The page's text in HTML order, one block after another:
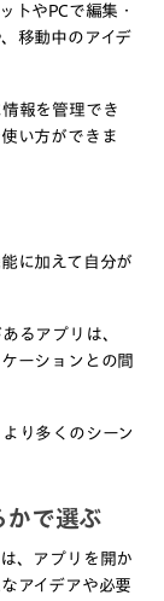
トやPCで編集・
移動中のアイデ
報を管理でき
い方ができま
に加えて自分が
るアプリは、
ーションとの間
り多くのシーン
かで選ぶ
、アプリを開か
アイデアや必要